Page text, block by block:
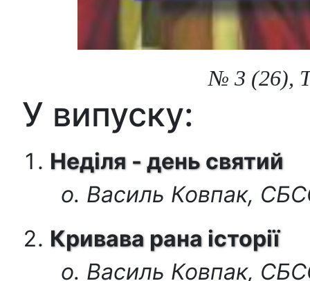
№ 3 (26),
У випуску:
Неділя - день святий
о. Василь Ковпак,
Кривава рана історії
о. Василь Ковпак,